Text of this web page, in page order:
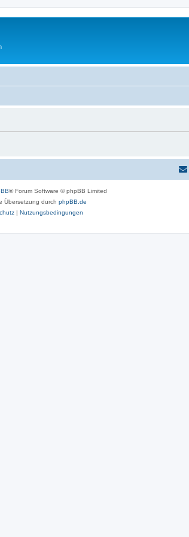
® Forum Software © phpBB Limited
Übersetzung durch phpBB.de
| Nutzungsbedingungen